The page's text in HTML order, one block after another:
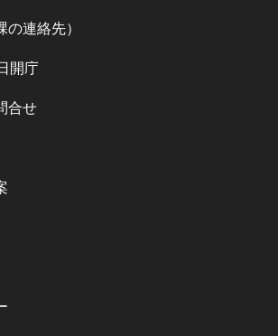
連絡先）
開庁
合せ